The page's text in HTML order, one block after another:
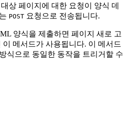
상 페이지에 대한 요청이 양식 데
POST 요청으로 전송됩니다.
양식을 제출하면 페이지 새로 고
메서드가 사용됩니다. 이 메서드
식으로 동일한 동작을 트리거할 수